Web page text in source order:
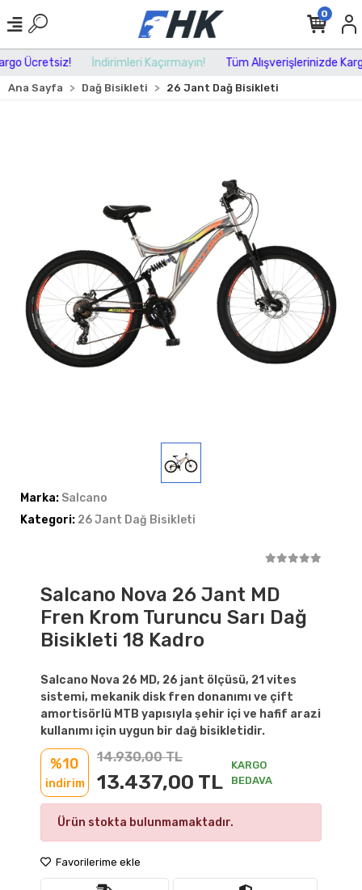
Ücretsiz! İndirimleri Kaçırmayın! Tüm Alışverişlerinizde
0
Ana Sayfa Dağ Bisikleti 26 Jant Dağ Bisikleti
Marka: Salcano
Kategori: 26 Jant Dağ Bisikleti
Salcano Nova 26 Jant MD
Fren Krom Turuncu Sarı Dağ
Bisikleti 18 Kadro
Salcano Nova 26 MD, 26 jant ölçüsü, 21 vites
sistemi, mekanik disk fren donanımı ve çift
amortisörlü MTB yapısıyla şehir içi ve hafif arazi
kullanımı için uygun bir dağ bisikletidir.
%10
indirim
14.930,00 TL
13.437,00 TL
KARGO
BEDAVA
Ürün stokta bulunmamaktadır.
Favorilerime ekle